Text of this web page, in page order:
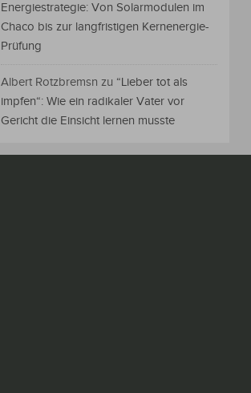
Energiestrategie: Von Solarmodulen im
Chaco bis zur langfristigen Kernenergie-
Prüfung
Albert Rotzbremsn zu “Lieber tot als
impfen“: Wie ein radikaler Vater vor
Gericht die Einsicht lernen musste